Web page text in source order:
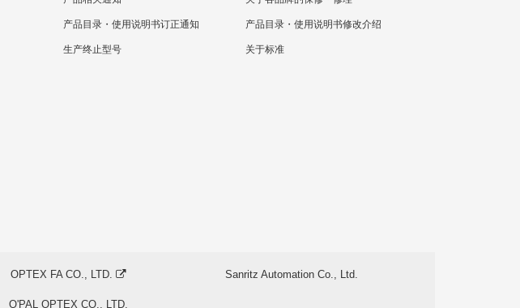
产品目录・使用说明书订正通知
生产终止型号
产品目录・使用说明书修改介绍
关于标准
OPTEX FA CO., LTD. Sanritz Automation Co., Ltd.
O'PAL OPTEX CO., LTD.